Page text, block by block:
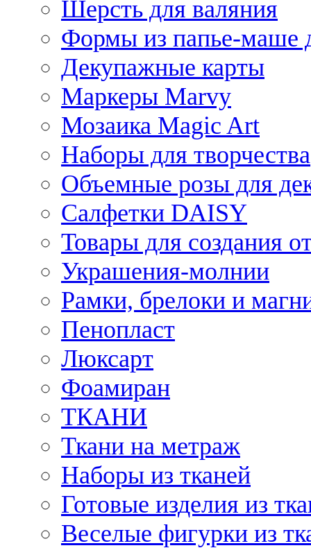
Шерсть для валяния
Формы из папье-маше
Декупажные карты
Маркеры Marvy
Мозаика Magic Art
Наборы для творчества
Объемные розы для
Салфетки DAISY
Товары для создания
Украшения-молнии
Рамки, брелоки и
Пенопласт
Люксарт
Фоамиран
ТКАНИ
Ткани на метраж
Наборы из тканей
Готовые изделия из
Веселые фигурки из